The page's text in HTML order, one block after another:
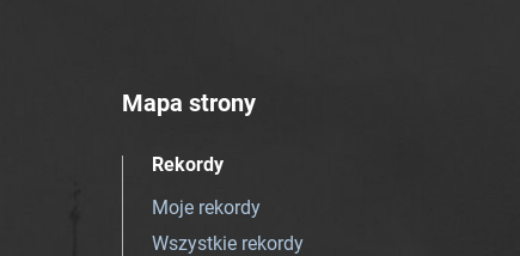
Mapa strony
Rekordy
Moje rekordy
Wszystkie rekordy